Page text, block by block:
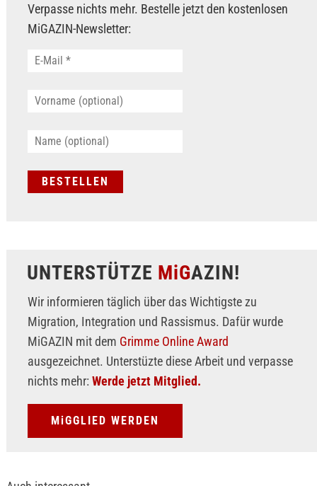
Verpasse nichts mehr. Bestelle jetzt den kostenlosen
MiGAZIN-Newsletter:
UNTERSTÜTZE MiGAZIN!
Wir informieren täglich über das Wichtigste zu
Migration, Integration und Rassismus. Dafür wurde
MiGAZIN mit dem Grimme Online Award
ausgezeichnet. Unterstüzte diese Arbeit und verpasse
nichts mehr: Werde jetzt Mitglied.
MiGGLIED WERDEN